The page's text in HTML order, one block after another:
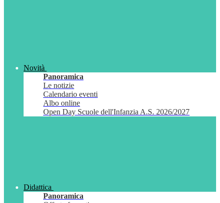
Novità
Panoramica
Le notizie
Calendario eventi
Albo online
Open Day Scuole dell'Infanzia A.S. 2026/2027
Didattica
Panoramica